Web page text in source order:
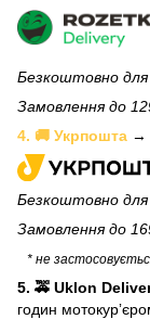
Безкоштовно для
Замовлення до
4. 🚚 Укрпошта →
Безкоштовно для
Замовлення до
* не
5. 🚕 Uklon
годин